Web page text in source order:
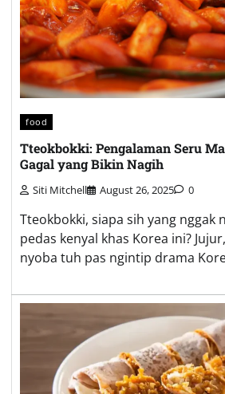
food
Tteokbokki: Pengalaman Seru
Gagal yang Bikin Nagih
Siti Mitchell August 26, 2025 0
Tteokbokki, siapa sih yang nggak
pedas kenyal khas Korea ini?
nyoba tuh pas ngintip drama